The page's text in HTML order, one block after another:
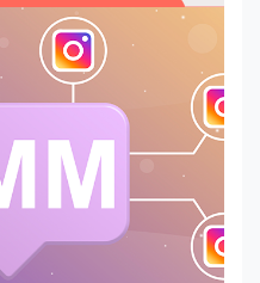
пропонує
медичних послуг
рівні. Чому важливо
Профілактика